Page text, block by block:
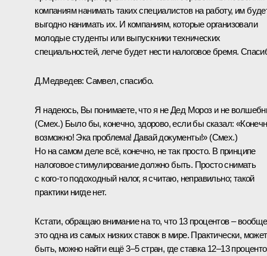
компаниям нанимать таких специалистов на работу, им
выгодно нанимать их. И компаниям, которые организовали
молодые студенты или выпускники технических
специальностей, легче будет нести налоговое бремя.
Д.Медведев:Самвел, спасибо.
Я надеюсь, Вы понимаете, что я не Дед Мороз и не
(Смех.) Было бы, конечно, здорово, если бы сказал:
возможно! Эка проблема! Давай документы!» (Смех.)
Но на самом деле всё, конечно, не так просто. В принципе
налоговое стимулирование должно быть. Просто снимать
с кого‑то подоходный налог, я считаю, неправильно; такой
практики нигде нет.
Кстати, обращаю внимание на то, что 13 процентов –
это одна из самых низких ставок в мире. Практически, может
быть, можно найти ещё 3–5 стран, где ставка 12–13